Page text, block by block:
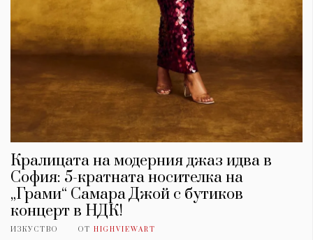
Кралицата на модерния джаз идва в
София: 5-кратната носителка на
„Грами“ Самара Джой с бутиков
концерт в НДК!
ИЗКУСТВО ОТ HIGHVIEWART